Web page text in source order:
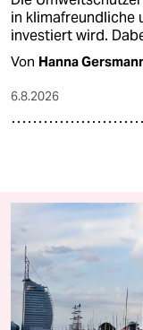
in klimafreundliche
investiert wird.
Von Hanna
6.8.2026